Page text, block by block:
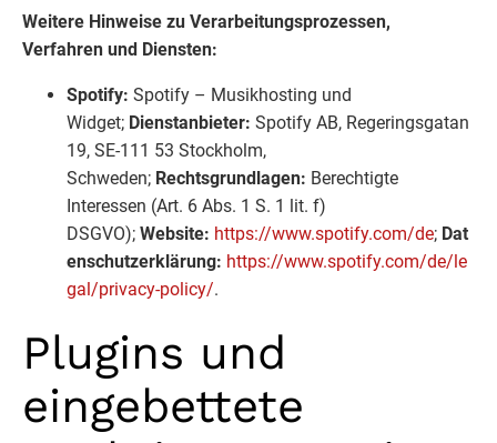
Weitere Hinweise zu Verarbeitungsprozessen,
Verfahren und Diensten:
Spotify: Spotify – Musikhosting und
Widget; Dienstanbieter: Spotify AB, Regeringsgatan
19, SE-111 53 Stockholm,
Schweden; Rechtsgrundlagen: Berechtigte
Interessen (Art. 6 Abs. 1 S. 1 lit. f)
DSGVO); Website: https://www.spotify.com/de; Dat
enschutzerklärung: https://www.spotify.com/de/le
gal/privacy-policy/.
Plugins und
eingebettete